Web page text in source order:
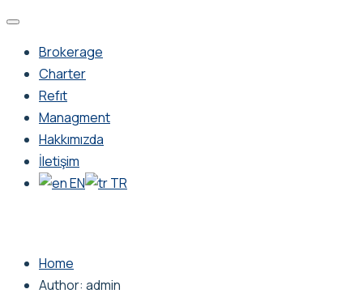
Brokerage
Charter
Refıt
Managment
Hakkımızda
İletişim
EN
TR
Home
Author: admin